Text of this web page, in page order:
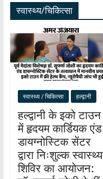
स्वास्थ्य/चिकित्सा
स्वास्थ्य / चिकित्सा हल्द्वानी
हल्द्वानी के इको टाउन
में हृदयम कार्डियक एंड
डायग्नोस्टिक सेंटर
द्वारा निःशुल्क स्वास्थ्य
शिविर का आयोजन: